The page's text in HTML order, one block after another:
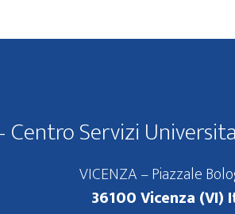
Centro Servizi
VICENZA – Piazzale
36100 Vicenza (VI)